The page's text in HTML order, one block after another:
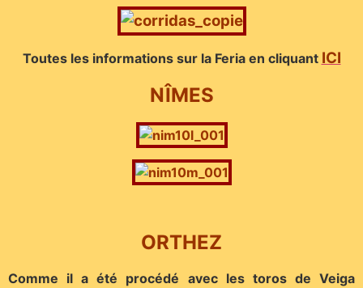
Toutes les informations sur la Feria en cliquant ICI
NÎMES
ORTHEZ
Comme il a été procédé avec les toros de Veiga